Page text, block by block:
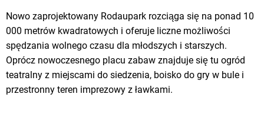
Nowo zaprojektowany Rodaupark rozciąga się na ponad 10
000 metrów kwadratowych i oferuje liczne możliwości
spędzania wolnego czasu dla młodszych i starszych.
Oprócz nowoczesnego placu zabaw znajduje się tu ogród
teatralny z miejscami do siedzenia, boisko do gry w bule i
przestronny teren imprezowy z ławkami.